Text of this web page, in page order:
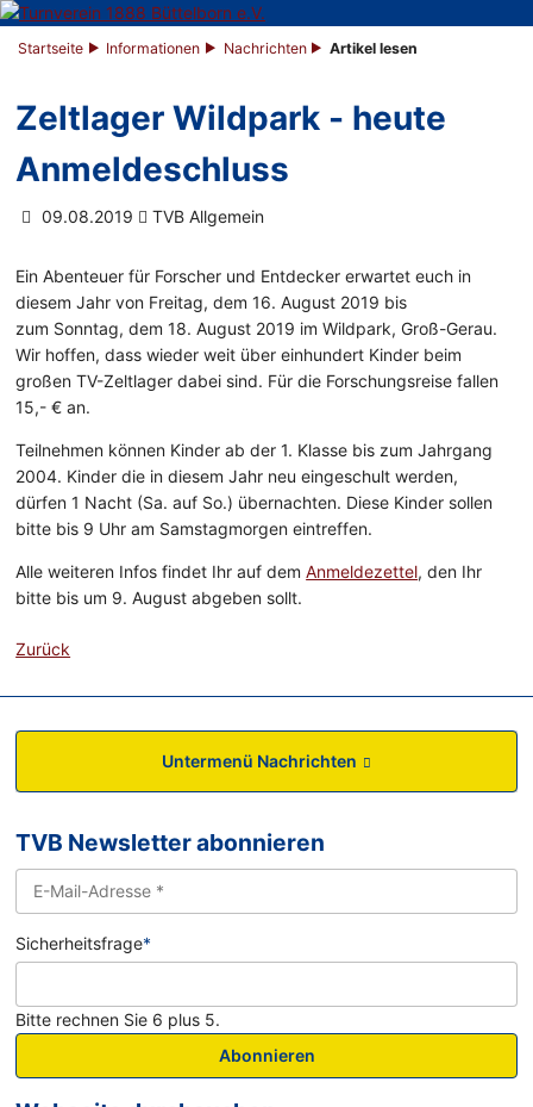
Startseite Informationen Nachrichten Artikel lesen
Zeltlager Wildpark - heute
Anmeldeschluss
09.08.2019 TVB Allgemein
Ein Abenteuer für Forscher und Entdecker erwartet euch in
diesem Jahr von Freitag, dem 16. August 2019 bis
zum Sonntag, dem 18. August 2019 im Wildpark, Groß-Gerau.
Wir hoffen, dass wieder weit über einhundert Kinder beim
großen TV-Zeltlager dabei sind. Für die Forschungsreise fallen
15,- € an.
Teilnehmen können Kinder ab der 1. Klasse bis zum Jahrgang
2004. Kinder die in diesem Jahr neu eingeschult werden,
dürfen 1 Nacht (Sa. auf So.) übernachten. Diese Kinder sollen
bitte bis 9 Uhr am Samstagmorgen eintreffen.
Alle weiteren Infos findet Ihr auf demAnmeldezettel, den Ihr
bitte bis um 9. August abgeben sollt.
Zurück
Untermenü Nachrichten
TVB Newsletter abonnieren
Sicherheitsfrage*
Bitte rechnen Sie 6 plus 5.
Abonnieren